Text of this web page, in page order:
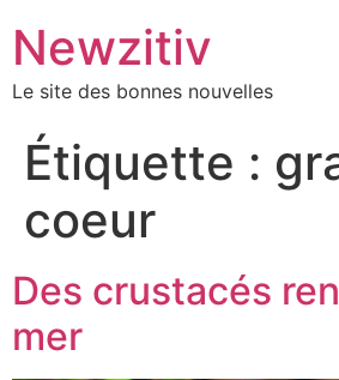
Newzitiv
Le site des bonnes nouvelles
Étiquette :
coeur
Des crustacés
mer